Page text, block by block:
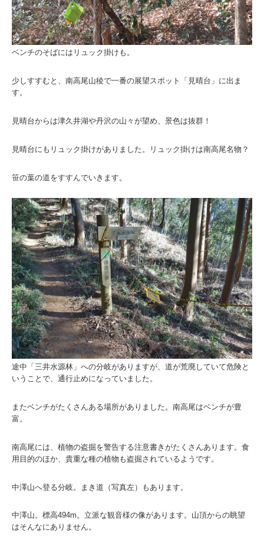
ベンチのそばにはリュック掛けも。
少しすすむと、南高尾山稜で一番の展望スポット「見晴台」に出ま
す。
見晴台からは津久井湖や丹沢の山々が望め、景色は抜群！
見晴台にもリュック掛けがありました。リュック掛けは南高尾名物？
笹の葉の道をすすんでいきます。
途中「三井水源林」への分岐がありますが、道が荒廃していて危険と
いうことで、通行止めになっていました。
またベンチがたくさんある場所がありました。南高尾はベンチが豊
富。
南高尾には、植物の盗掘を警告する注意書きがたくさんあります。食
用目的のほか、貴重な種の植物も盗掘されているようです。
中澤山へ登る分岐。まき道（写真左）もあります。
中澤山。標高494m。立派な観音様の像があります。山頂からの眺望
はそんなにありません。